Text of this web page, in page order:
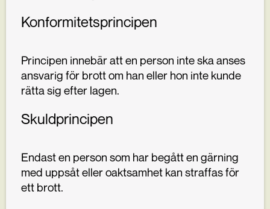
Konformitetsprincipen
Principen innebär att en person inte ska anses
ansvarig för brott om han eller hon inte kunde
rätta sig efter lagen.
Skuldprincipen
Endast en person som har begått en gärning
med uppsåt eller oaktsamhet kan straffas för
ett brott.